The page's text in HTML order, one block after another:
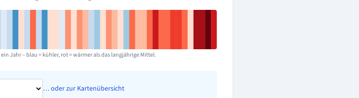
Jahr – blau = kühler, rot = wärmer als das langjährige Mittel.
… oder zur Kartenübersicht